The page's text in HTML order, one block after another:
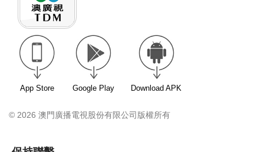
App Store Google Play Download APK
© 2026 澳門廣播電視股份有限公司版權所有